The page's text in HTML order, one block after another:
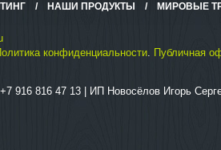
/ НАШИ ПРОДУКТЫ / МИРОВЫЕ
конфиденциальности. Публичная
+7 916 816 47 13 | ИП Новосёлов Игорь